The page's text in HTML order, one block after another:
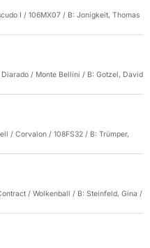
I / 106MX07 / B: Jonigkeit, Thomas
/ Monte Bellini / B: Gotzel, David
/ Corvalon / 108FS32 / B: Trümper,
/ Wolkenball / B: Steinfeld, Gina /